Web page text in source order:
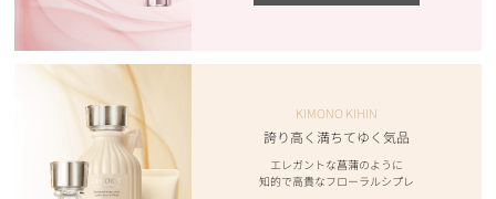
KIMONO KIHIN
誇り高く満ちてゆく気品
エレガントな菖蒲のように
知的で高貴なフローラルシプレ